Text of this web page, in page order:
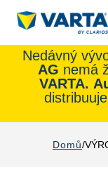
Nedávný
AG nemá
VARTA.
Domů